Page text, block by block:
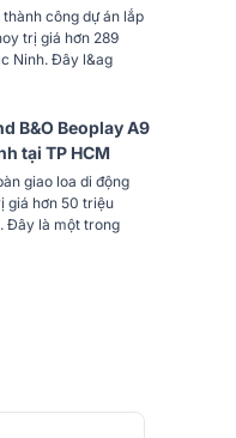
E-4000,công dự án lắp
trị giá hơn 289
Ninh. Đây l&ag
B&O Beoplay A9
tại TP HCM
giao loa di động
giá hơn 50 triệu
Đây là một trong